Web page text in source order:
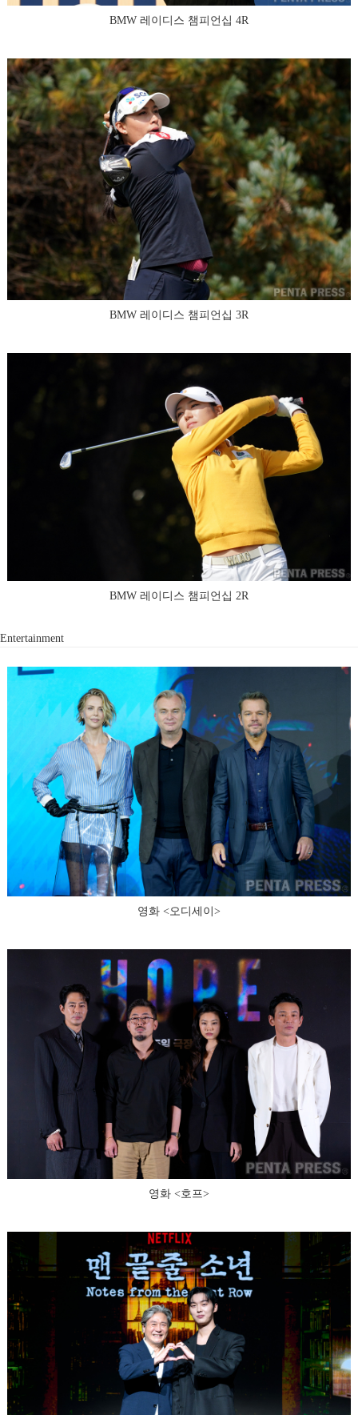
BMW 레이디스 챔피언십 4R
BMW 레이디스 챔피언십 3R
BMW 레이디스 챔피언십 2R
Entertainment
영화 <오디세이>
영화 <호프>